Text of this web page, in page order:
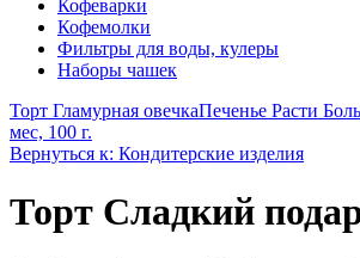
Кофеварки
Кофемолки
Фильтры для воды, кулеры
Наборы чашек
Торт Гламурная овечкаПеченье Расти
мес, 100 г.
Вернуться к: Кондитерские изделия
Торт Сладкий